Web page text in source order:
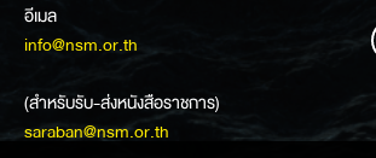
อีเมล
info@nsm.or.th
(สำหรับรับ-ส่งหนังสือราชการ)
saraban@nsm.or.th